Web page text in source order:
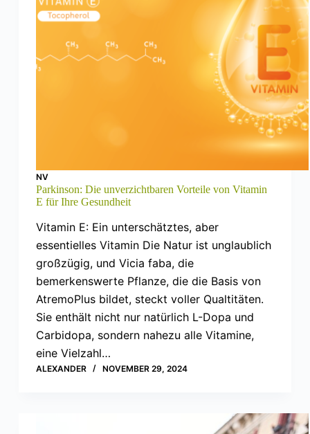
NV
Parkinson: Die unverzichtbaren Vorteile von Vitamin
E für Ihre Gesundheit
Vitamin E: Ein unterschätztes, aber
essentielles Vitamin Die Natur ist unglaublich
großzügig, und Vicia faba, die
bemerkenswerte Pflanze, die die Basis von
AtremoPlus bildet, steckt voller Qualtitäten.
Sie enthält nicht nur natürlich L-Dopa und
Carbidopa, sondern nahezu alle Vitamine,
eine Vielzahl…
ALEXANDER NOVEMBER 29, 2024